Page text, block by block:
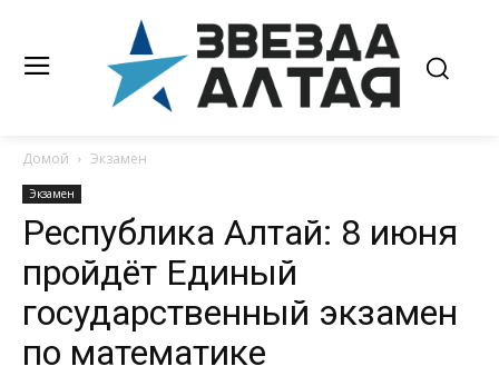
Домой Экзамен
Экзамен
Республика Алтай: 8 июня
пройдёт Единый
государственный экзамен
по математике